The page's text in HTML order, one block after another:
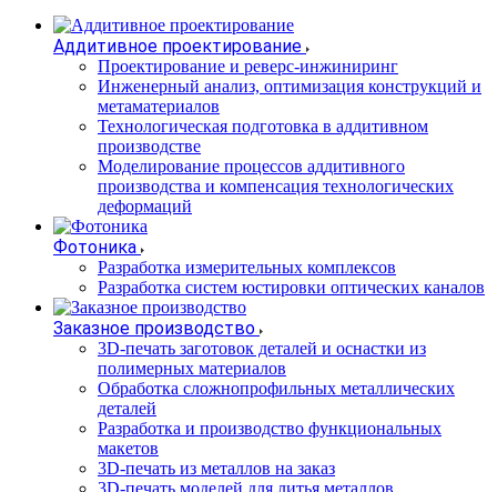
Аддитивное проектирование
Проектирование и реверс-инжиниринг
Инженерный анализ, оптимизация конструкций и
метаматериалов
Технологическая подготовка в аддитивном
производстве
Моделирование процессов аддитивного
производства и компенсация технологических
деформаций
Фотоника
Разработка измерительных комплексов
Разработка систем юстировки оптических каналов
Заказное производство
3D-печать заготовок деталей и оснастки из
полимерных материалов
Обработка сложнопрофильных металлических
деталей
Разработка и производство функциональных
макетов
3D-печать из металлов на заказ
3D-печать моделей для литья металлов